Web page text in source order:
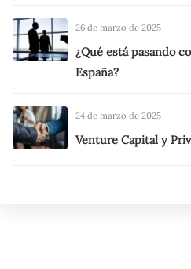
26 de marzo de 2025
¿Qué está pasando
España?
24 de marzo de 2025
Venture Capital y